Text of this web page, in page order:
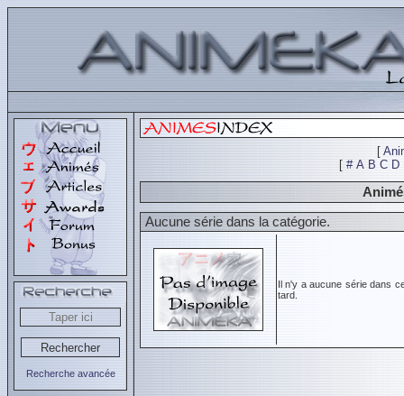
Recherche avancée
[
[ # A B C D
Aucune série dans la catégorie.
Il n'y a aucune série dans
tard.